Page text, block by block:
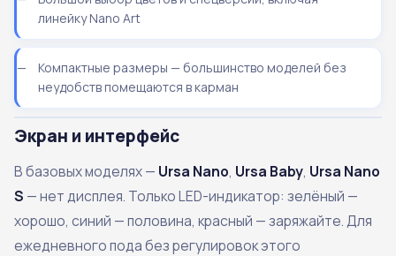
линейку Nano Art
Компактные размеры — большинство моделей без
неудобств помещаются в карман
Экран и интерфейс
В базовых моделях — Ursa Nano, Ursa Baby, Ursa Nano
S — нет дисплея. Только LED-индикатор: зелёный —
хорошо, синий — половина, красный — заряжайте. Для
ежедневного пода без регулировок этого